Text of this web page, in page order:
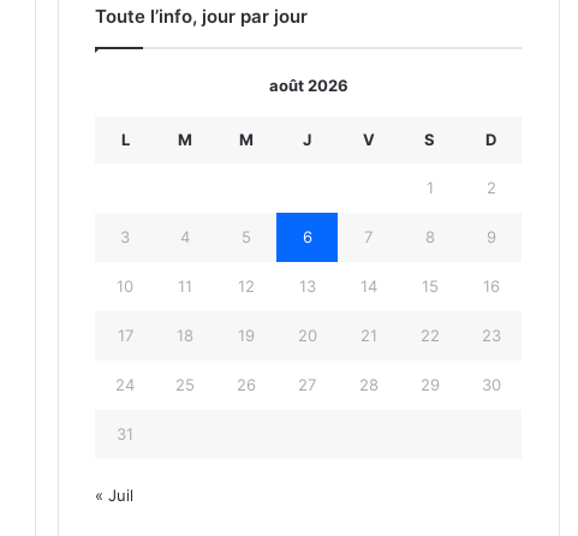
Toute l’info, jour par jour
août 2026
L M M J V S D
1 2
3 4 5 6 7 8 9
10 11 12 13 14 15 16
17 18 19 20 21 22 23
24 25 26 27 28 29 30
31
« Juil